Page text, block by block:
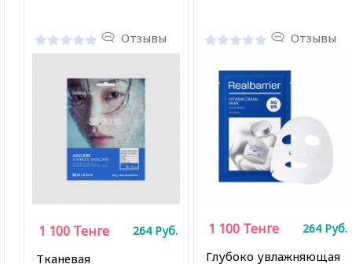
Отзывы
Тканевая
1 100 Тенге 264 Руб.
Отзывы
Глубоко увлажняющая
1 100 Тенге 264 Руб.